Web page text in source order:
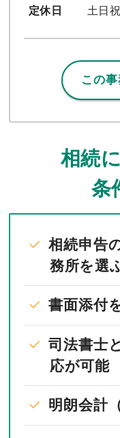
定休日 土日
この
相続
条
相続申告
務所を選
書面添付
司法書士
応が可能
明朗会計